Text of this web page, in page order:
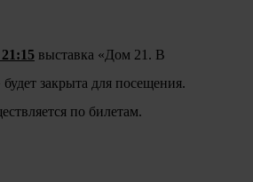
выставка «Дом 21. В
закрыта для посещения.
по билетам.